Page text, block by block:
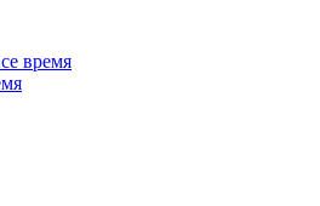
время